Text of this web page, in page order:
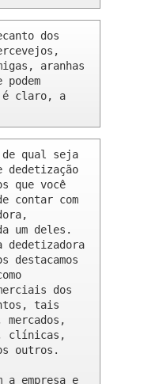
dos
aranhas
é claro, a
de qual seja
que você
contar com
um deles.
destacamos
dos
tais
clínicas,
outros.
a empresa e